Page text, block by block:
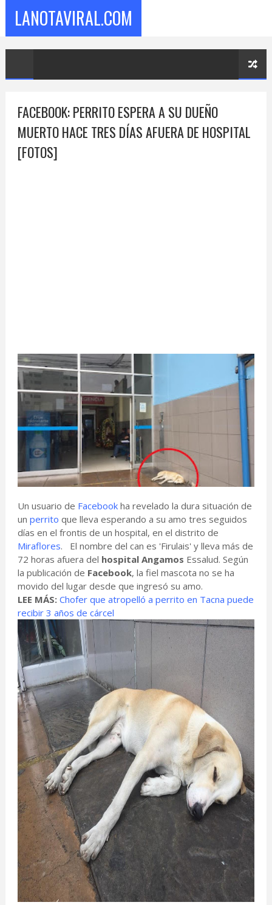
LANOTAVIRAL.COM
FACEBOOK: PERRITO ESPERA A SU DUEÑO
MUERTO HACE TRES DÍAS AFUERA DE HOSPITAL
[FOTOS]
Un usuario de Facebookha revelado la dura situación de
un perrito que lleva esperando a su amo tres seguidos
días en el frontis de un hospital, en el distrito de
Miraflores. El nombre del can es 'Firulais' y lleva más de
72 horas afuera del hospital Angamos Essalud. Según
la publicación de Facebook, la fiel mascota no se ha
movido del lugar desde que ingresó su amo.
LEE MÁS: Chofer que atropelló a perrito en Tacna puede
recibir 3 años de cárcel